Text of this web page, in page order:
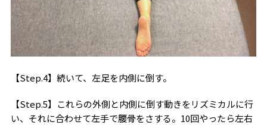
【Step.4】続いて、左足を内側に倒す。
【Step.5】これらの外側と内側に倒す動きをリズミカルに行
い、それに合わせて左手で腰骨をさする。10回やったら左右